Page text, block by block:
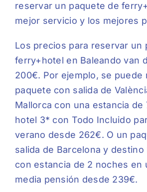
reservar un paquete de
mejor servicio y los mejores
Los precios para reservar un
ferry+hotel en Baleando van
200€. Por ejemplo, se puede
paquete con salida de
Mallorca con una estancia de
hotel 3* con Todo Incluido
verano desde 262€. O un
salida de Barcelona y destino
con estancia de 2 noches en
media pensión desde 239€.